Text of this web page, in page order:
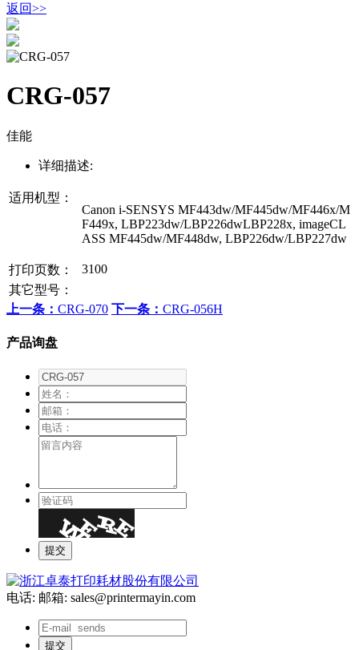
返回>>
CRG-057
佳能
详细描述:
适用机型：
Canon i-SENSYS MF443dw/MF445dw/MF446x/M
F449x, LBP223dw/LBP226dwLBP228x, imageCL
ASS MF445dw/MF448dw, LBP226dw/LBP227dw
打印页数：
3100
其它型号：
上一条： CRG-070 下一条： CRG-056H
产品询盘
电话: 邮箱: sales@printermayin.com